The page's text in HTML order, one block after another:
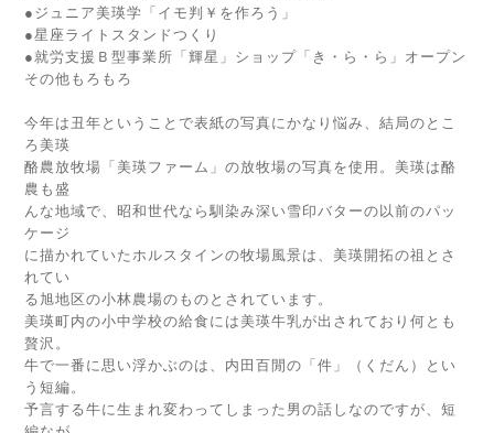
●ジュニア美瑛学「イモ判￥を作ろう」
●星座ライトスタンドつくり
●就労支援Ｂ型事業所「輝星」ショップ「き・ら・ら」オープン
その他もろもろ
今年は丑年ということで表紙の写真にかなり悩み、結局のとこ
ろ美瑛
酪農放牧場「美瑛ファーム」の放牧場の写真を使用。美瑛は酪
農も盛
んな地域で、昭和世代なら馴染み深い雪印バターの以前のパッ
ケージ
に描かれていたホルスタインの牧場風景は、美瑛開拓の祖とさ
れてい
る旭地区の小林農場のものとされています。
美瑛町内の小中学校の給食には美瑛牛乳が出されており何とも
贅沢。
牛で一番に思い浮かぶのは、内田百閒の「件」（くだん）とい
う短編。
予言する牛に生まれ変わってしまった男の話しなのですが、短